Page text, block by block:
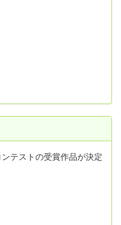
テストの受賞作品が決定